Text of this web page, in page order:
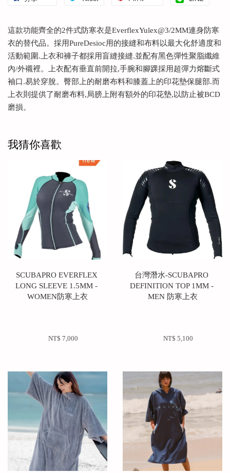
這款功能齊全的2件式防寒衣是EverflexYulex@3/2MM連身防寒
衣的替代品。採用PureDesioc用的接縫和布料以最大化舒適度和
活動範圍.上衣和褲子都採用盲縫接縫.並配有黑色彈性聚脂纖維
內/外襯裡。上衣配有垂直前開拉,手腕和腳踝採用超彈力熔斷式
袖口.易於穿脫。臀部上的耐磨布料和膝蓋上的印花墊保腿部.而
上衣則提供了耐磨布料,局膀上附有額外的印花墊,以防止被BCD
磨損。
我猜你喜歡
SCUBAPRO EVERFLEX
LONG SLEEVE 1.5MM -
WOMEN防寒上衣
NT$ 7,000
台灣潛水-SCUBAPRO
DEFINITION TOP 1MM -
MEN 防寒上衣
NT$ 5,100